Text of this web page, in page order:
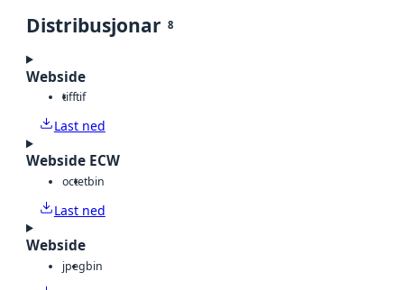
Distribusjonar 8
Webside
tifftif
Last ned
Webside ECW
octetbin
Last ned
Webside
jpegbin